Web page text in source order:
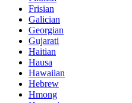
Frisian
Galician
Georgian
Gujarati
Haitian
Hausa
Hawaiian
Hebrew
Hmong